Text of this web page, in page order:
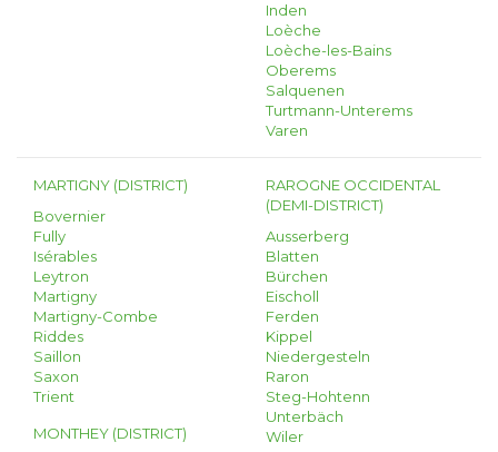
Inden
Loèche
Loèche-les-Bains
Oberems
Salquenen
Turtmann-Unterems
Varen
MARTIGNY (DISTRICT)
Bovernier
Fully
Isérables
Leytron
Martigny
Martigny-Combe
Riddes
Saillon
Saxon
Trient
MONTHEY (DISTRICT)
RAROGNE OCCIDENTAL
(DEMI-DISTRICT)
Ausserberg
Blatten
Bürchen
Eischoll
Ferden
Kippel
Niedergesteln
Raron
Steg-Hohtenn
Unterbäch
Wiler